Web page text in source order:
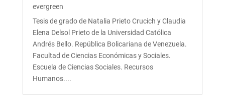
evergreen
Tesis de grado de Natalia Prieto Crucich y Claudia
Elena Delsol Prieto de la Universidad Católica
Andrés Bello. República Bolicariana de Venezuela.
Facultad de Ciencias Económicas y Sociales.
Escuela de Ciencias Sociales. Recursos
Humanos....